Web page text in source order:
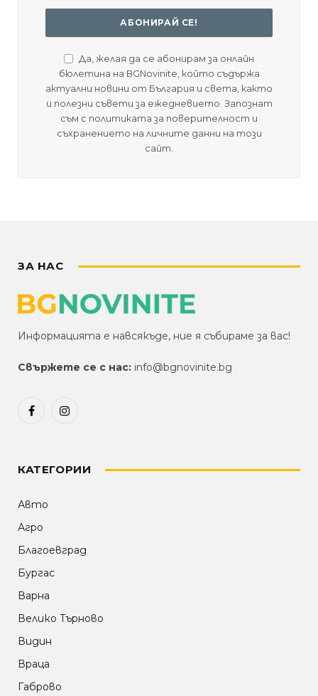
Да, желая да се абонирам за онлайн
бюлетина на BGNovinite, който съдържа
актуални новини от България и света, както
и полезни съвети за ежедневието. Запознат
съм с политиката за поверителност и
съхранението на личните данни на този
сайт.
ЗА НАС
Информацията е навсякъде, ние я събираме за вас!
Свържете се с нас: info@bgnovinite.bg
FacebookInstagram
КАТЕГОРИИ
Авто
Агро
Благоевград
Бургас
Варна
Велико Търново
Видин
Враца
Габрово